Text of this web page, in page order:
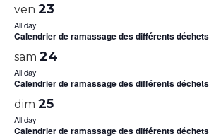
ven 23
All day
Calendrier de ramassage des différents déchets
sam 24
All day
Calendrier de ramassage des différents déchets
dim 25
All day
Calendrier de ramassage des différents déchets